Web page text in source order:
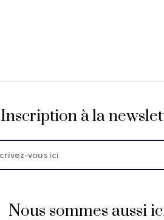
Inscription à la
Nous sommes aussi